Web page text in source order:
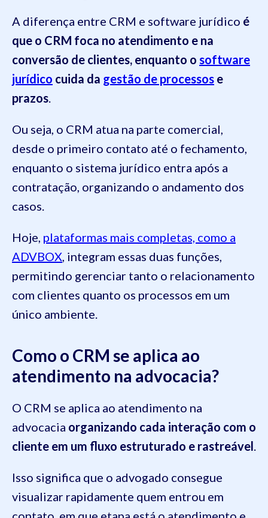
A diferença entre CRM e software jurídico é
que o CRM foca no atendimento e na
conversão de clientes, enquanto o software
jurídico cuida da gestão de processos e
prazos
Ou seja, o CRM atua na parte comercial,
desde o primeiro contato até o fechamento,
enquanto o sistema jurídico entra após a
contratação, organizando o andamento dos
casos.
Hoje, plataformas mais completas, como a
ADVBOX , integram essas duas funções,
permitindo gerenciar tanto o relacionamento
com clientes quanto os processos em um
único ambiente.
Como o CRM se aplica ao
atendimento na advocacia?
O CRM se aplica ao atendimento na
advocacia organizando cada interação com o
cliente em um fluxo estruturado e rastreável
Isso significa que o advogado consegue
visualizar rapidamente quem entrou em